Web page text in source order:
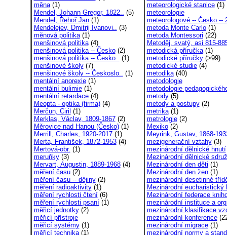
měna(1)
Mendel, Johann Gregor, 1822.. (5)
Mendel, Řehoř Jan(1)
Mendelejev, Dmitrij Ivanovi.. (3)
měnová politika(1)
menšinová politika(4)
menšinová politika -- Česko(2)
menšinová politika -- Česko.. (1)
menšinové školy(7)
menšinové školy -- Českoslo.. (1)
mentální anorexie(1)
mentální bulimie(1)
mentální retardace(4)
Meopta - optika (firma)(4)
Merčun, Ciril (1)
Merklas, Václav, 1809-1867(2)
Měrovice nad Hanou (Česko)(1)
Merrill, Charles, 1920-2017(1)
Merta, František, 1872-1953(4)
Mertová-obr. (1)
meruňky(3)
Mervart, Augustin, 1889-1968(4)
měření času(2)
měření času -- dějiny(2)
měření radioaktivity(1)
měření rychlosti čtení(6)
měření rychlosti psaní(1)
měřicí jednotky(2)
měřicí přístroje
měřicí systémy(1)
měřicí technika(1)
meteorologické stanice(1)
meteorologie
meteorologové -- Česko --
metoda Monte Carlo(1)
metoda Montessori (22)
Metoděj, svatý, asi 815-
metodická příručka(1)
metodické příručky(>99)
metodické studie(4)
metodika(40)
metodologie
metodologie
metody(5)
metody a postupy(2)
metrika(1)
metrologie(2)
Mexiko(2)
Meyrink, Gustav, 1868-
mezigenerační vztahy(3)
mezinárodní dělnické hnutí
Mezinárodní dělnické
Mezinárodní den děti (1)
Mezinárodní den žen(1)
mezinárodní desetinné
Mezinárodní eucharistický
Mezinárodní federace
mezinárodní instituce a
mezinárodní klasifikace
mezinárodní konference
mezinárodní migrace(1)
mezinárodní normy a